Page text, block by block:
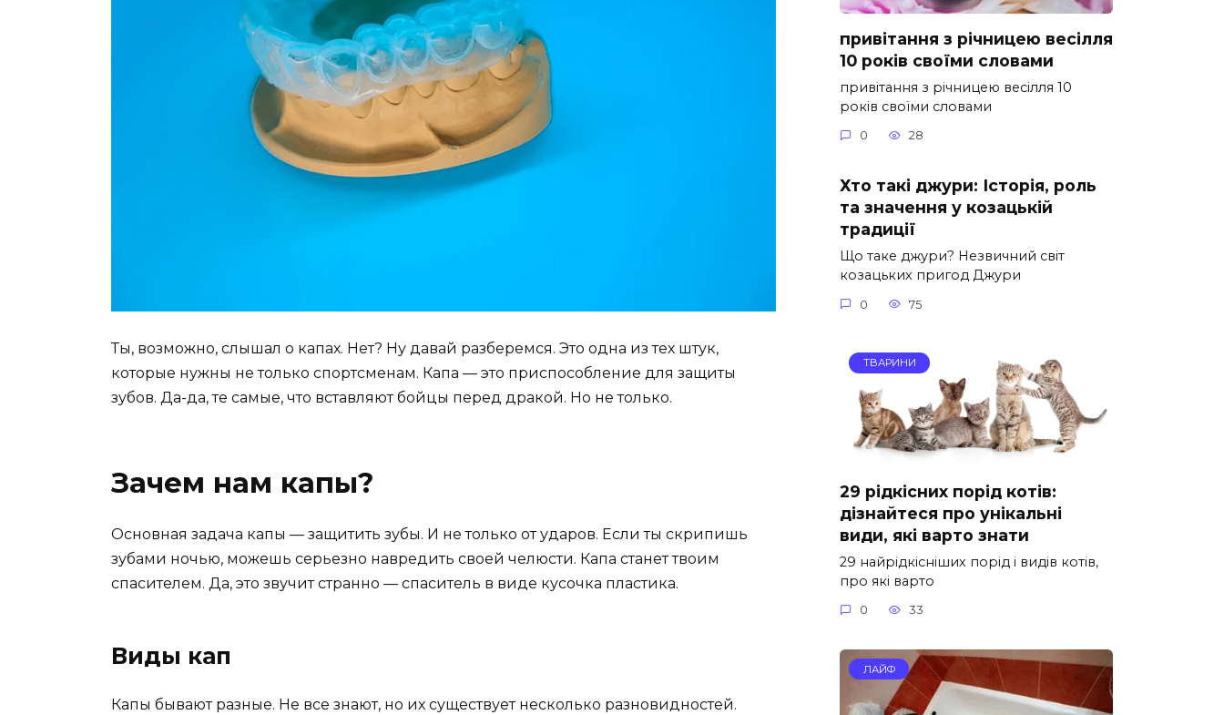
Ты, возможно, слышал о капах. Нет? Ну давай разберемся. Это одна из тех штук,
которые нужны не только спортсменам. Капа — это приспособление для защиты
зубов. Да-да, те самые, что вставляют бойцы перед дракой. Но не только.
Зачем нам капы?
Основная задача капы — защитить зубы. И не только от ударов. Если ты скрипишь
зубами ночью, можешь серьезно навредить своей челюсти. Капа станет твоим
спасителем. Да, это звучит странно — спаситель в виде кусочка пластика.
Виды кап
Капы бывают разные. Не все знают, но их существует несколько разновидностей.
привітання з річницею весілля
10 років своїми словами
привітання з річницею весілля 10
років своїми словами
0 28
Хто такі джури: Історія, роль
та значення у козацькій
традиції
Що таке джури? Незвичний світ
козацьких пригод Джури
0 75
ТВАРИНИ
29 рідкісних порід котів:
дізнайтеся про унікальні
види, які варто знати
29 найрідкісніших порід і видів котів,
про які варто
0 33
ЛАЙФ